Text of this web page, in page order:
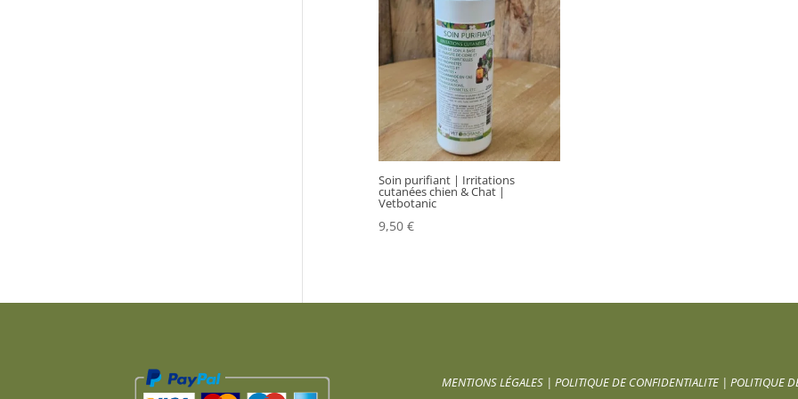
Soin purifiant | Irritations
cutanées chien & Chat |
Vetbotanic
9,50 €
MENTIONS LÉGALES| POLITIQUE DE CONFIDENTIALITE | POLITIQUE